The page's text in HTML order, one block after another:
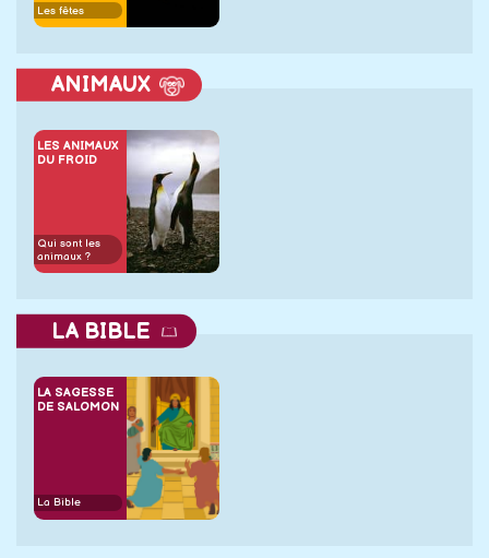
Les fêtes
ANIMAUX
LES ANIMAUX
DU FROID
Qui sont les
animaux ?
LA BIBLE
LA SAGESSE
DE SALOMON
La Bible